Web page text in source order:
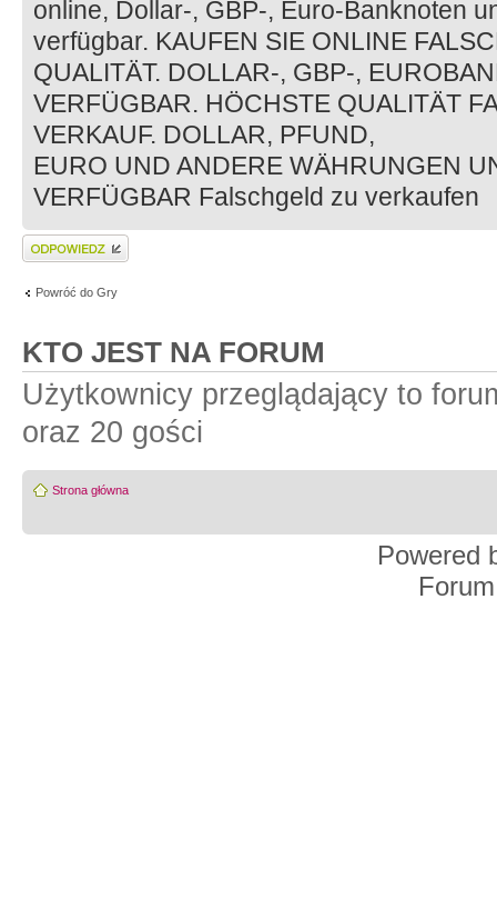
online, Dollar-, GBP-, Euro-Banknoten
verfügbar. KAUFEN SIE ONLINE
QUALITÄT. DOLLAR-, GBP-,
VERFÜGBAR. HÖCHSTE QUALITÄT
VERKAUF. DOLLAR, PFUND,
EURO UND ANDERE WÄHRUNGEN
VERFÜGBAR Falschgeld zu verkaufen
Wyślij odpowiedź
Powróć do Gry
KTO JEST NA FORUM
Użytkownicy przeglądający to
oraz 20 gości
Strona główna
Powered